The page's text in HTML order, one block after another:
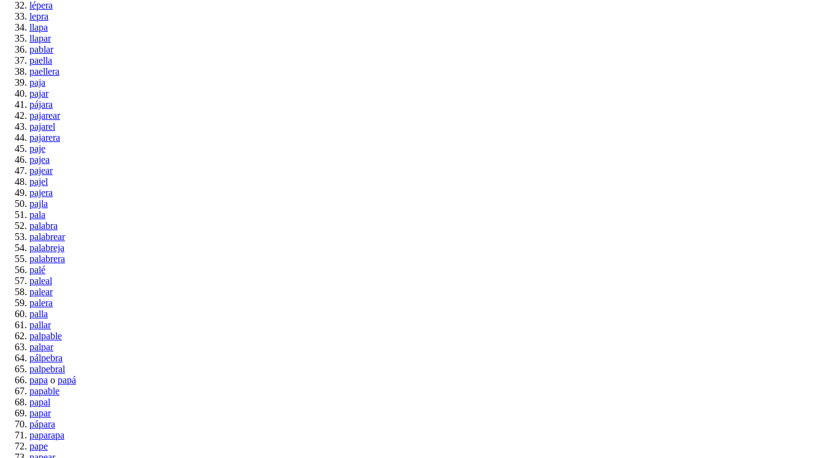
lépera
lepra
llapa
llapar
pablar
paella
paellera
paja
pajar
pájara
pajarear
pajarel
pajarera
paje
pajea
pajear
pajel
pajera
pajla
pala
palabra
palabrear
palabreja
palabrera
palé
paleal
palear
palera
palla
pallar
palpable
palpar
pálpebra
palpebral
papa o papá
papable
papal
papar
pápara
paparapa
pape